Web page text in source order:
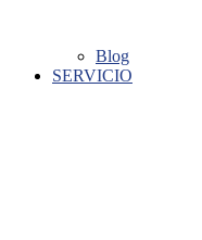
Blog
SERVICIO